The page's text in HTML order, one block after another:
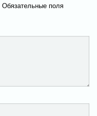
Обязательные поля